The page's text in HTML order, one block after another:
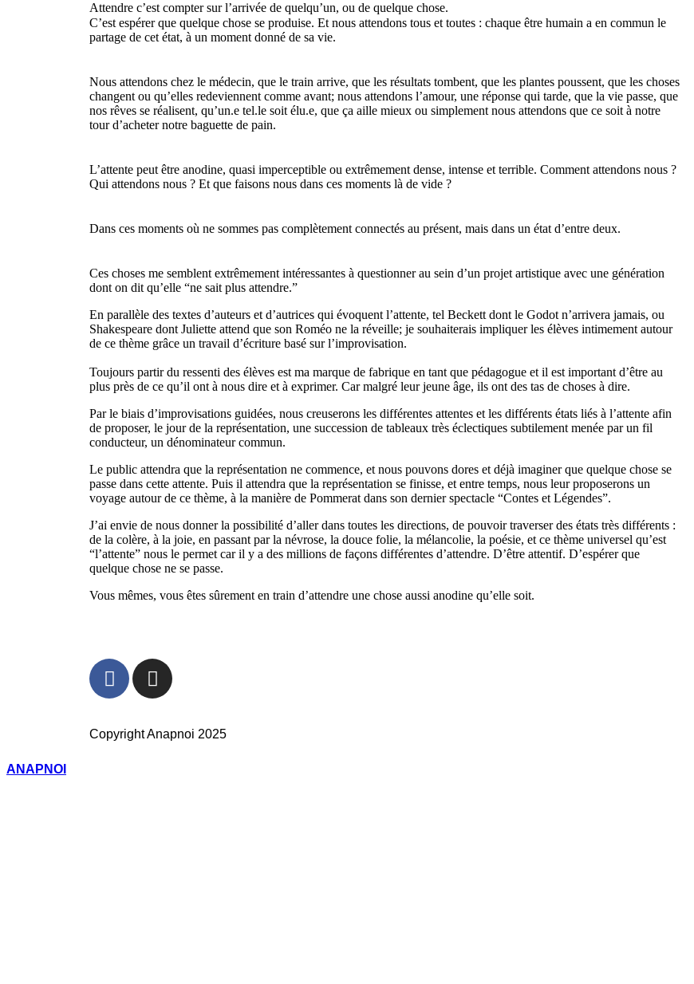
Attendre c’est compter sur l’arrivée de quelqu’un, ou de quelque chose.
C’est espérer que quelque chose se produise. Et nous attendons tous et toutes : chaque être humain a en commun le
partage de cet état, à un moment donné de sa vie.
Nous attendons chez le médecin, que le train arrive, que les résultats tombent, que les plantes poussent, que les choses
changent ou qu’elles redeviennent comme avant; nous attendons l’amour, une réponse qui tarde, que la vie passe, que
nos rêves se réalisent, qu’un.e tel.le soit élu.e, que ça aille mieux ou simplement nous attendons que ce soit à notre
tour d’acheter notre baguette de pain.
L’attente peut être anodine, quasi imperceptible ou extrêmement dense, intense et terrible. Comment attendons nous ?
Qui attendons nous ? Et que faisons nous dans ces moments là de vide ?
Dans ces moments où ne sommes pas complètement connectés au présent, mais dans un état d’entre deux.
Ces choses me semblent extrêmement intéressantes à questionner au sein d’un projet artistique avec une génération
dont on dit qu’elle “ne sait plus attendre.”
En parallèle des textes d’auteurs et d’autrices qui évoquent l’attente, tel Beckett dont le Godot n’arrivera jamais, ou
Shakespeare dont Juliette attend que son Roméo ne la réveille; je souhaiterais impliquer les élèves intimement autour
de ce thème grâce un travail d’écriture basé sur l’improvisation.
Toujours partir du ressenti des élèves est ma marque de fabrique en tant que pédagogue et il est important d’être au
plus près de ce qu’il ont à nous dire et à exprimer. Car malgré leur jeune âge, ils ont des tas de choses à dire.
Par le biais d’improvisations guidées, nous creuserons les différentes attentes et les différents états liés à l’attente afin
de proposer, le jour de la représentation, une succession de tableaux très éclectiques subtilement menée par un fil
conducteur, un dénominateur commun.
Le public attendra que la représentation ne commence, et nous pouvons dores et déjà imaginer que quelque chose se
passe dans cette attente. Puis il attendra que la représentation se finisse, et entre temps, nous leur proposerons un
voyage autour de ce thème, à la manière de Pommerat dans son dernier spectacle “Contes et Légendes”.
J’ai envie de nous donner la possibilité d’aller dans toutes les directions, de pouvoir traverser des états très différents :
de la colère, à la joie, en passant par la névrose, la douce folie, la mélancolie, la poésie, et ce thème universel qu’est
“l’attente” nous le permet car il y a des millions de façons différentes d’attendre. D’être attentif. D’espérer que
quelque chose ne se passe.
Vous mêmes, vous êtes sûrement en train d’attendre une chose aussi anodine qu’elle soit.
Copyright Anapnoi 2025
ANAPNOI